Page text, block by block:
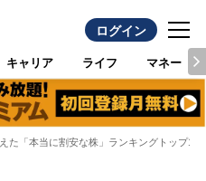
ログイン
キャリア ライフ マネー
えた「本当に割安な株」ランキングトップ